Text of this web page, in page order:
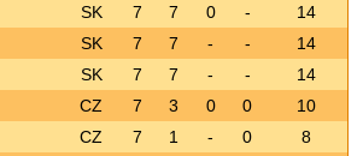
SK 7 7 0 -
14
SK 7 7 - -
14
SK 7 7 - -
14
CZ 7 3 0 0
10
CZ 7 1 - 0
8